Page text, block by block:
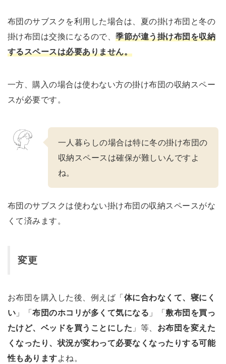
布団のサブスクを利用した場合は、夏の掛け布団と冬の
掛け布団は交換になるので、季節が違う掛け布団を収納
するスペースは必要ありません。
一方、購入の場合は使わない方の掛け布団の収納スペー
スが必要です。
一人暮らしの場合は特に冬の掛け布団の
収納スペースは確保が難しいんですよ
ね。
布団のサブスクは使わない掛け布団の収納スペースがな
くて済みます。
変更
お布団を購入した後、例えば「体に合わなくて、寝にく
い 」「布団のホコリが多くて気になる 」「敷布団を買っ
たけど、ベッドを買うことにした 」等、 お布団を変えた
くなったり、状況が変わって必要なくなったりする可能
性もありますよね。